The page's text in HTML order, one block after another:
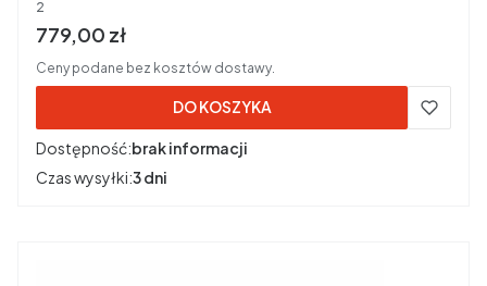
2
Cena brutto
779,00 zł
Ceny podane bez kosztów dostawy.
DO KOSZYKA
Dostępność:brak informacji
Czas wysyłki:3 dni